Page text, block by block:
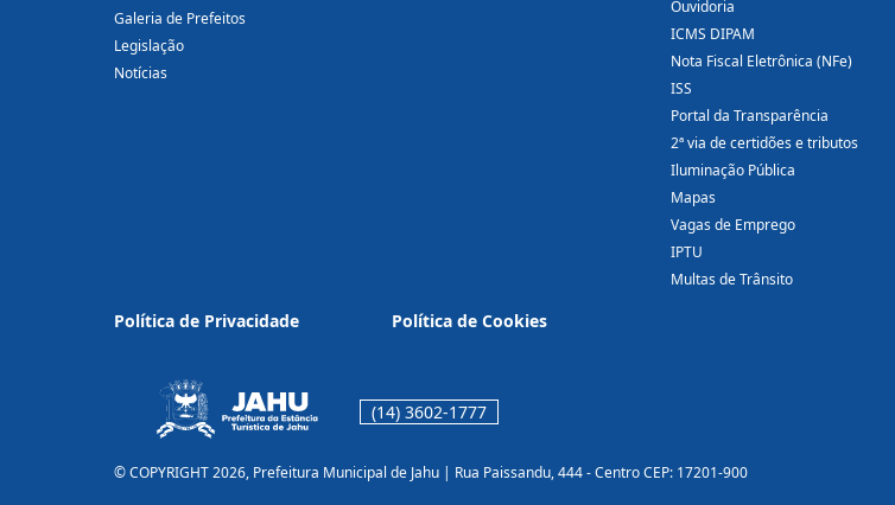
Galeria de Prefeitos
Legislação
Notícias
Ouvidoria
ICMS DIPAM
Nota Fiscal Eletrônica (NFe)
ISS
Portal da Transparência
2ª via de certidões e tributos
Iluminação Pública
Mapas
Vagas de Emprego
IPTU
Multas de Trânsito
Política de Privacidade Política de Cookies
(14) 3602-1777
© COPYRIGHT 2026, Prefeitura Municipal de Jahu | Rua Paissandu, 444 - Centro CEP: 17201-900